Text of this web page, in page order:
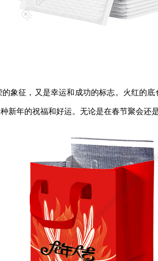
象征，又是幸运和成功的标志。 火红的底
新年的祝福和好运。无论是在春节聚会还